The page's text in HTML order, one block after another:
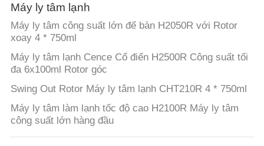
TỨC
CÁC
VỤ
ÁN
VR
Máy ly tâm lạnh
Máy ly tâm công suất lớn để bàn H2050R với Rotor
xoay 4 * 750ml
Máy ly tâm lạnh Cence Cổ điển H2500R Công suất tối
đa 6x100ml Rotor góc
Swing Out Rotor Máy ly tâm lạnh CHT210R 4 * 750ml
Máy ly tâm làm lạnh tốc độ cao H2100R Máy ly tâm
công suất lớn hàng đầu